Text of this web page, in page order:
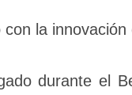
la
durante el